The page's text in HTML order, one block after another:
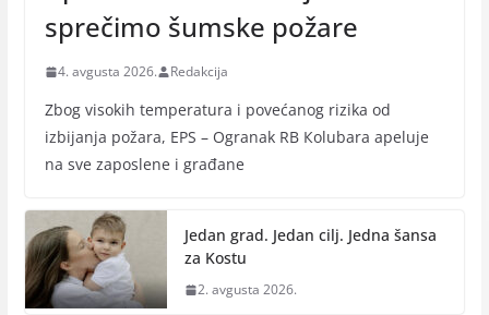
sprečimo šumske požare
4. avgusta 2026. Redakcija
Zbog visokih temperatura i povećanog rizika od
izbijanja požara, EPS – Ogranak RB Кolubara apeluje
na sve zaposlene i građane
Jedan grad. Jedan cilj. Jedna šansa
za Kostu
2. avgusta 2026.